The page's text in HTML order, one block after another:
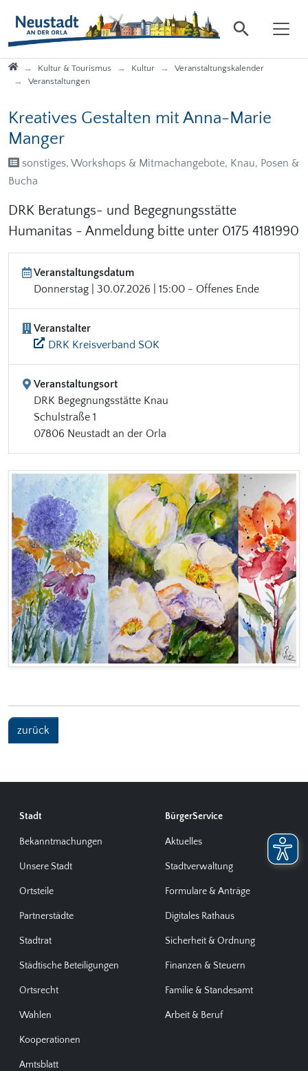
StartseiteKultur & Tourismus Kultur
Veranstaltungskalender
Veranstaltungen
Kreatives Gestalten mit Anna-Marie
Manger
sonstiges, Workshops & Mitmachangebote, Knau, Posen &
Bucha
DRK Beratungs- und Begegnungsstätte
Humanitas - Anmeldung bitte unter 0175 4181990
Veranstaltungsdatum
Donnerstag | 30.07.2026 | 15:00 - Offenes Ende
Veranstalter
DRK Kreisverband SOK
Veranstaltungsort
DRK Begegnungsstätte Knau
Schulstraße 1
07806 Neustadt an der Orla
zurück
Stadt
Bekanntmachungen
Unsere Stadt
Ortsteile
Partnerstädte
Stadtrat
Städtische Beteiligungen
Ortsrecht
Wahlen
Kooperationen
Amtsblatt
BürgerService
Aktuelles
Stadtverwaltung
Formulare & Anträge
Digitales Rathaus
Sicherheit & Ordnung
Finanzen & Steuern
Familie & Standesamt
Arbeit & Beruf